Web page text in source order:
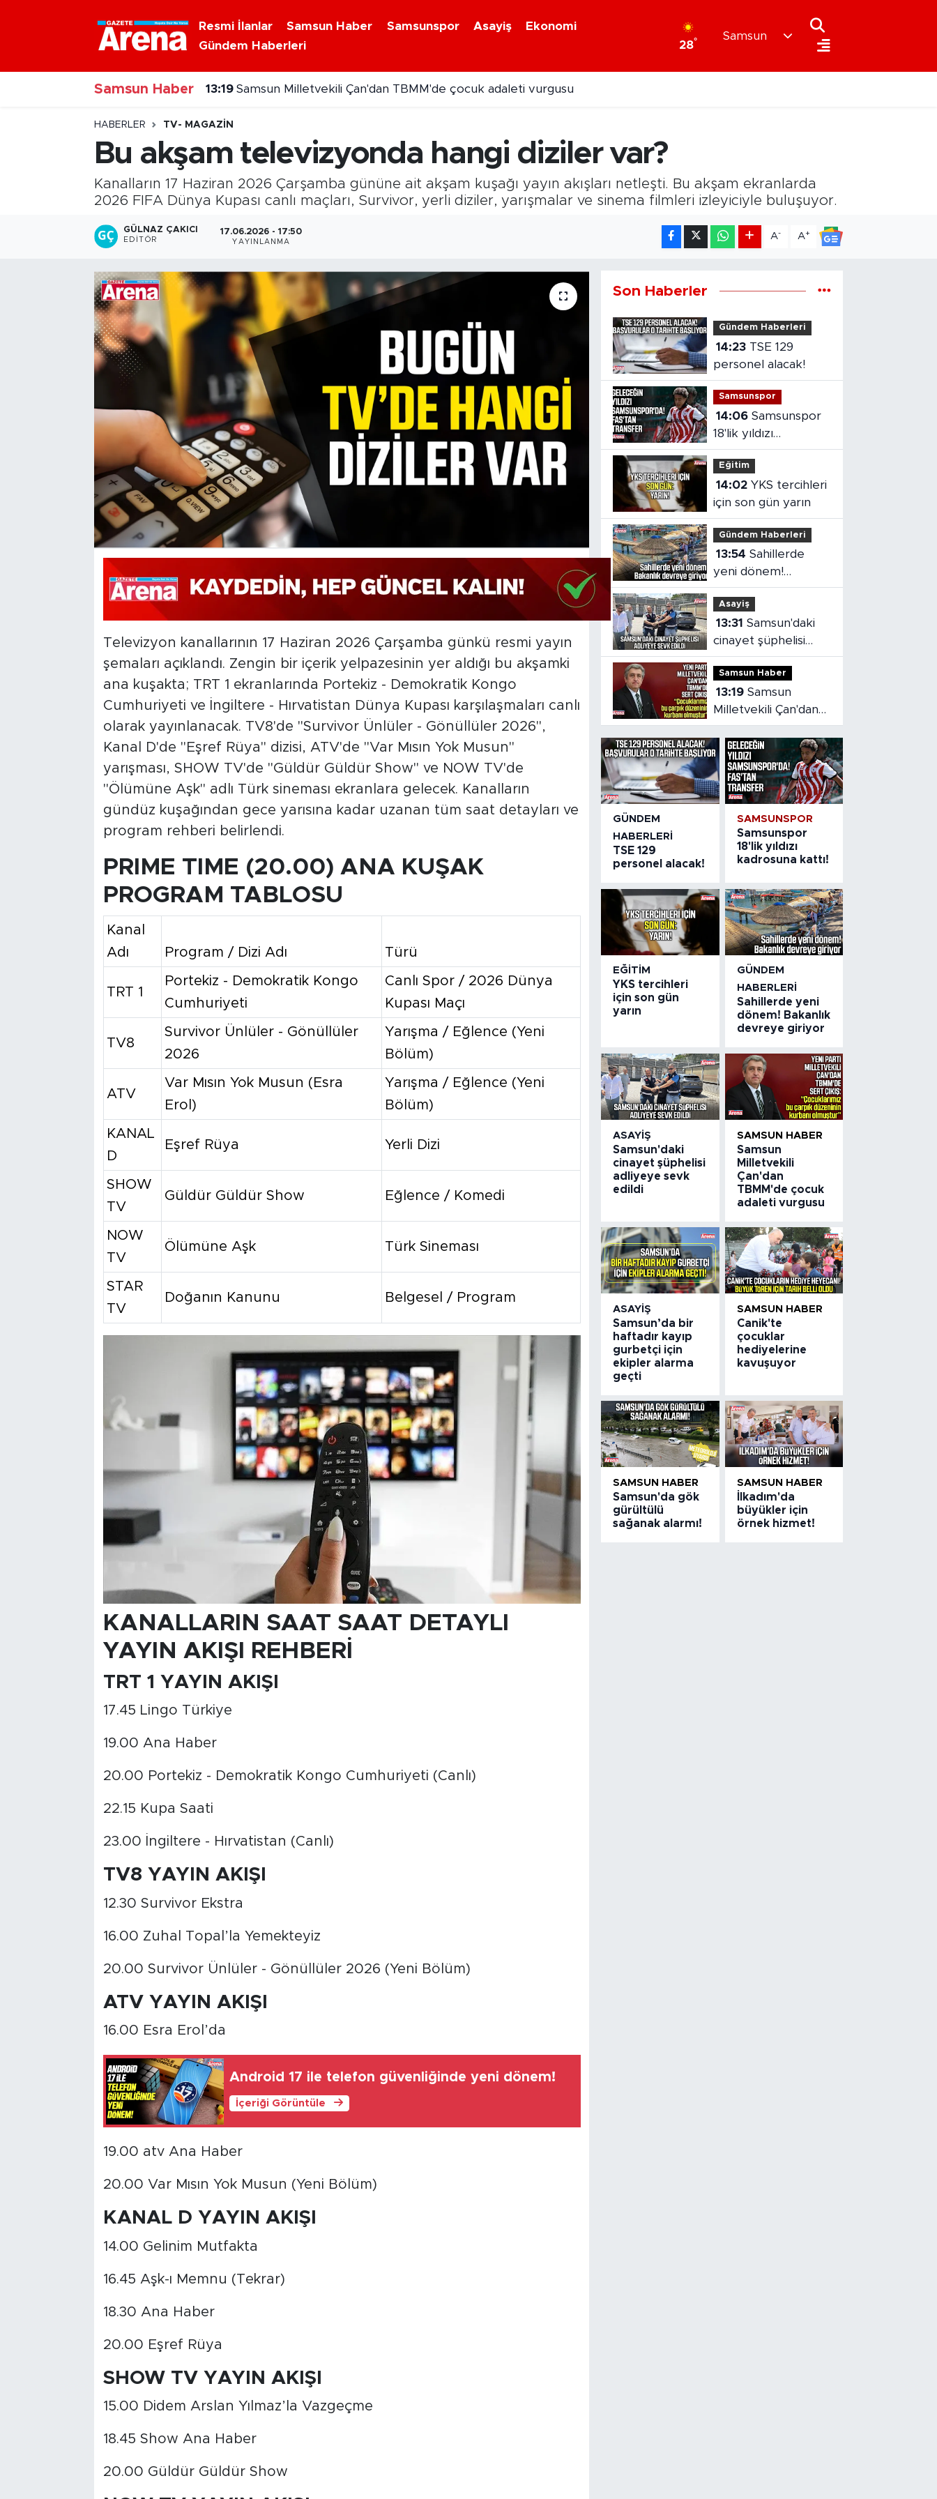
Resmi İlanlar Samsun Haber Samsunspor Asayiş
Ekonomi
Gündem Haberleri
28°
Samsun
Samsun Haber 13:14 Samsun’da bir haftadır kayıp gurbetçi için ekipler alarma geçti
HABERLER TV- MAGAZIN
Bu akşam televizyonda hangi diziler var?
Kanalların 17 Haziran 2026 Çarşamba gününe ait akşam kuşağı yayın akışları netleşti. Bu akşam ekranlarda
2026 FIFA Dünya Kupası canlı maçları, Survivor, yerli diziler, yarışmalar ve sinema filmleri izleyiciyle buluşuyor.
GÜLNAZ ÇAKICI
EDITÖR
17.06.2026 - 17:50
YAYINLANMA
A- A+
Televizyon kanallarının 17 Haziran 2026 Çarşamba günkü resmi yayın
şemaları açıklandı. Zengin bir içerik yelpazesinin yer aldığı bu akşamki
ana kuşakta; TRT 1 ekranlarında Portekiz - Demokratik Kongo
Cumhuriyeti ve İngiltere - Hırvatistan Dünya Kupası karşılaşmaları canlı
olarak yayınlanacak. TV8'de "Survivor Ünlüler - Gönüllüler 2026",
Kanal D'de "Eşref Rüya" dizisi, ATV'de "Var Mısın Yok Musun"
yarışması, SHOW TV'de "Güldür Güldür Show" ve NOW TV'de
"Ölümüne Aşk" adlı Türk sineması ekranlara gelecek. Kanalların
gündüz kuşağından gece yarısına kadar uzanan tüm saat detayları ve
program rehberi belirlendi.
PRIME TIME (20.00) ANA KUŞAK
PROGRAM TABLOSU
Kanal
Adı
Program / Dizi Adı Türü
TRT 1
Portekiz - Demokratik Kongo
Cumhuriyeti
Canlı Spor / 2026 Dünya
Kupası Maçı
TV8
Survivor Ünlüler - Gönüllüler
2026
Yarışma / Eğlence (Yeni
Bölüm)
ATV
Var Mısın Yok Musun (Esra
Erol)
Yarışma / Eğlence (Yeni
Bölüm)
KANAL
D
Eşref Rüya Yerli Dizi
SHOW
TV
Güldür Güldür Show Eğlence / Komedi
NOW
TV
Ölümüne Aşk Türk Sineması
STAR
TV
Doğanın Kanunu Belgesel / Program
KANALLARIN SAAT SAAT DETAYLI
YAYIN AKIŞI REHBERİ
TRT 1 YAYIN AKIŞI
17.45 Lingo Türkiye
19.00 Ana Haber
20.00 Portekiz - Demokratik Kongo Cumhuriyeti (Canlı)
22.15 Kupa Saati
23.00 İngiltere - Hırvatistan (Canlı)
TV8 YAYIN AKIŞI
12.30 Survivor Ekstra
16.00 Zuhal Topal’la Yemekteyiz
20.00 Survivor Ünlüler - Gönüllüler 2026 (Yeni Bölüm)
ATV YAYIN AKIŞI
16.00 Esra Erol’da
Android 17 ile telefon güvenliğinde yeni dönem!
İçeriği Görüntüle
19.00 atv Ana Haber
20.00 Var Mısın Yok Musun (Yeni Bölüm)
KANAL D YAYIN AKIŞI
14.00 Gelinim Mutfakta
16.45 Aşk-ı Memnu (Tekrar)
18.30 Ana Haber
20.00 Eşref Rüya
SHOW TVYAYIN AKIŞI
15.00 Didem Arslan Yılmaz’la Vazgeçme
18.45 Show Ana Haber
20.00 Güldür Güldür Show
Son Haberler
Gündem Haberleri
14:23
personel alacak!
Samsunspor
14:06 Samsunspor
18'lik yıldızı
kadrosuna kattı!
Eğitim
14:02
için son gün yarın
Gündem Haberleri
13:54 Sahillerde
yeni dönem!
Bakanlık devreye
giriyor
Asayiş
13:31 Samsun'daki
cinayet şüphelisi
adliyeye sevk edildi
Samsun Haber
13:19 Samsun
Milletvekili Çan'dan
TBMM'de çocuk
adaleti vurgusu
GÜNDEM
HABERLERI
TSE 129
personel alacak!
SAMSUNSPOR
Samsunspor
18'lik yıldızı
kadrosuna kattı!
EĞITIM
YKS tercihleri
için son gün
yarın
GÜNDEM
HABERLERI
Sahillerde yeni
dönem! Bakanlık
devreye giriyor
ASAYIŞ
Samsun'daki
cinayet şüphelisi
adliyeye sevk
edildi
SAMSUN HABER
Samsun
Milletvekili
Çan'dan
TBMM'de çocuk
adaleti vurgusu
ASAYIŞ
Samsun’da bir
haftadır kayıp
gurbetçi için
ekipler alarma
geçti
SAMSUN HABER
Canik'te
çocuklar
hediyelerine
kavuşuyor
SAMSUN HABER
Samsun'da gök
gürültülü
sağanak alarmı!
SAMSUN HABER
İlkadım'da
büyükler için
örnek hizmet!
Nöbetçi Eczaneler
Hava Durumu
Samsun Namaz Vakitleri
Trafik Durumu
Süper Lig Puan Durumu ve Fikstür
Tüm Manşetler
Haber Arşivi